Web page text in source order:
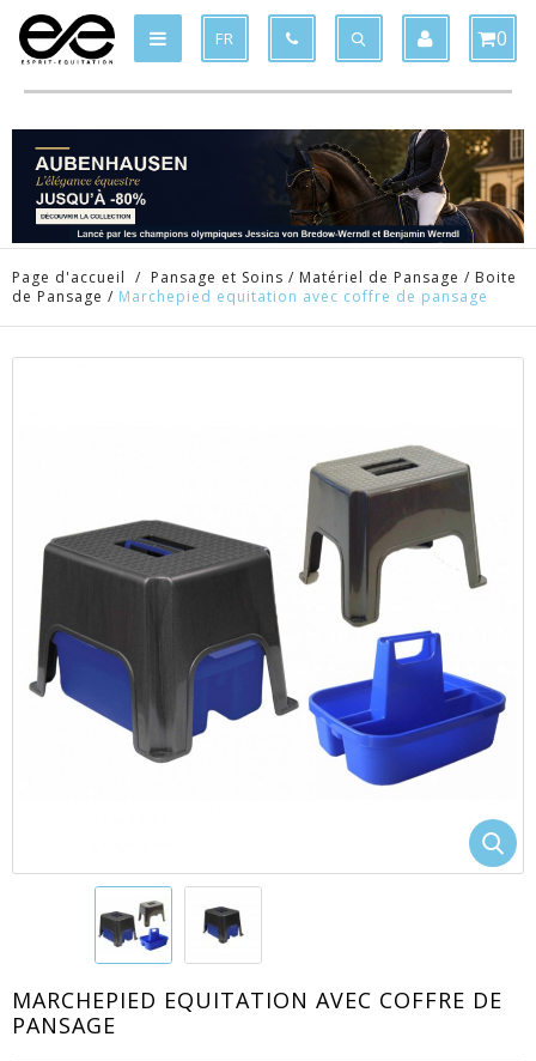
FR 0
Page d'accueil / Pansage et Soins / Matériel de Pansage / Boite
de Pansage / Marchepied equitation avec coffre de pansage
MARCHEPIED EQUITATION AVEC COFFRE DE
PANSAGE
Produit ajouté au panier x
Produit supprimé du panier x